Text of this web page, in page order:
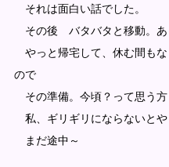
それは面白い話でした。
その後 バタバタと移動。あ
やっと帰宅して、休む間も
ので
その準備。今頃？って思う
私、ギリギリにならないと
まだ途中～